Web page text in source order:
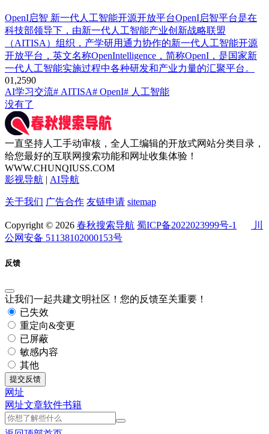
OpenI启智 新一代人工智能开源开放平台OpenI启智平台是在
科技部领导下，由新一代人工智能产业创新战略联盟
（AITISA）组织，产学研用通力协作的新一代人工智能开源
开放平台，英文名称OpenIntelligence，简称OpenI，是国家新
一代人工智能实施过程中各种研发和产业力量的汇聚平台。
01,2590
AI学习交流# AITISA# OpenI# 人工智能
没有了
一直坚持人工手动审核，全人工编辑的开放式网站分类目录，
给您最好的互联网搜索功能和网址收集体验！
WWW.CHUNQIUSS.COM
影视导航 | AI导航
关于我们 广告合作 友链申请 sitemap
Copyright © 2026 春秋搜索导航 蜀ICP备2022023999号-1
川
公网安备 51138102000153号
反馈
让我们一起共建文明社区！您的反馈至关重要！
已失效
重定向&变更
已屏蔽
敏感内容
其他
提交反馈
网址
网址文章软件书籍